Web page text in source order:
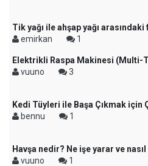
Tik yağı ile ahşap yağı
emirkan
1
Elektrikli Raspa Makinesi (Multi-
vuuno
3
Kedi Tüyleri ile Başa Çıkmak için
bennu
1
Havşa nedir? Ne işe yarar ve nasıl
vuuno
1